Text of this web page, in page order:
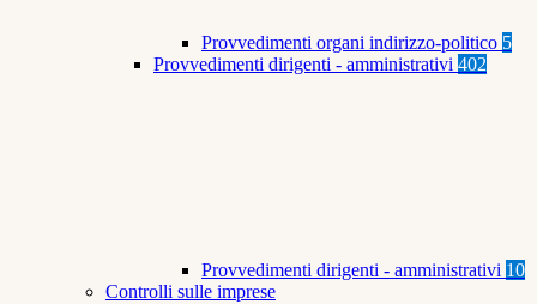
Provvedimenti organi indirizzo-politico 5
Provvedimenti dirigenti - amministrativi 402
Provvedimenti dirigenti - amministrativi 10
Controlli sulle imprese